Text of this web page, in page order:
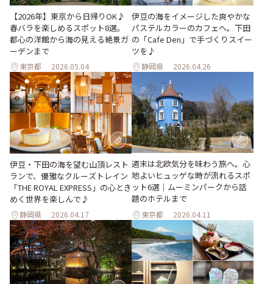
【2026年】東京から日帰りOK♪
春バラを楽しめるスポット8選。
都心の洋館から海の見える絶景ガ
ーデンまで
東京都 2026.05.04
伊豆の海をイメージした爽やかな
パステルカラーのカフェへ。下田
の「Cafe Den」で手づくりスイー
ツを♪
静岡県 2026.04.26
伊豆・下田の海を望む山頂レスト
ランで、優雅なクルーズトレイン
「THE ROYAL EXPRESS」の心とき
めく世界を楽しんで♪
静岡県 2026.04.17
週末は北欧気分を味わう旅へ。心
地よいヒュッゲな時が流れるスポ
ット6選｜ムーミンパークから話
題のホテルまで
東京都 2026.04.11